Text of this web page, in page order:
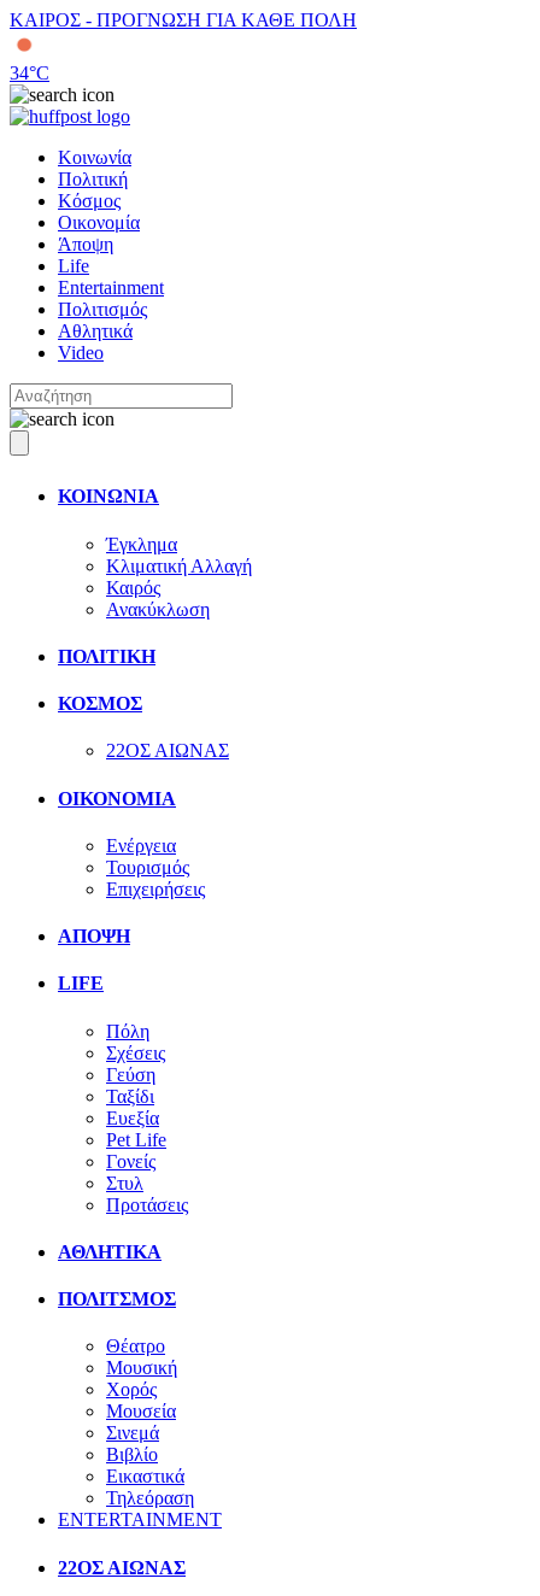
ΚΑΙΡΟΣ - ΠΡΟΓΝΩΣΗ ΓΙΑ ΚΑΘΕ ΠΟΛΗ
34°C
Κοινωνία
Πολιτική
Κόσμος
Οικονομία
Άποψη
Life
Entertainment
Πολιτισμός
Αθλητικά
Video
ΚΟΙΝΩΝΙΑ
Έγκλημα
Κλιματική Αλλαγή
Καιρός
Ανακύκλωση
ΠΟΛΙΤΙΚΗ
ΚΟΣΜΟΣ
22ΟΣ ΑΙΩΝΑΣ
ΟΙΚΟΝΟΜΙΑ
Ενέργεια
Τουρισμός
Επιχειρήσεις
ΑΠΟΨΗ
LIFE
Πόλη
Σχέσεις
Γεύση
Ταξίδι
Ευεξία
Pet Life
Γονείς
Στυλ
Προτάσεις
ΑΘΛΗΤΙΚΑ
ΠΟΛΙΤΣΜΟΣ
Θέατρο
Μουσική
Χορός
Μουσεία
Σινεμά
Βιβλίο
Εικαστικά
Τηλεόραση
ENTERTAINMENT
22ΟΣ ΑΙΩΝΑΣ